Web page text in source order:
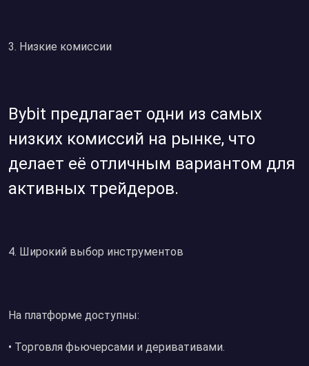
3.⁠ ⁠Низкие комиссии
Bybit предлагает одни из самых
низких комиссий на рынке, что
делает её отличным вариантом для
активных трейдеров.
4.⁠ ⁠Широкий выбор инструментов
На платформе доступны:
• Торговля фьючерсами и деривативами.